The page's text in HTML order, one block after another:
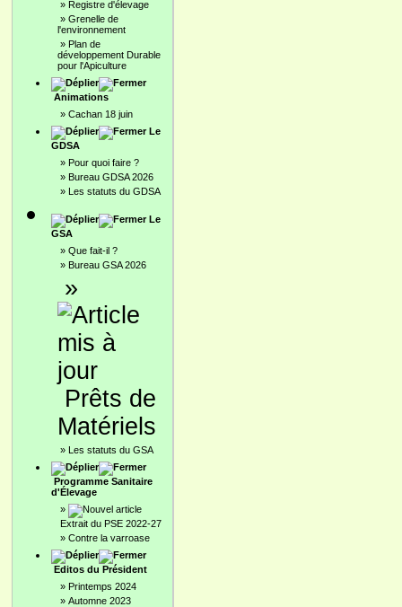
» Registre d'élevage
» Grenelle de
l'environnement
» Plan de
développement Durable
pour l'Apiculture
Animations
» Cachan 18 juin
Le
GDSA
» Pour quoi faire ?
» Bureau GDSA 2026
» Les statuts du GDSA
Le
GSA
» Que fait-il ?
» Bureau GSA 2026
»
Prêts de
Matériels
» Les statuts du GSA
Programme Sanitaire
d'Élevage
»
Extrait du PSE 2022-27
» Contre la varroase
Editos du Président
» Printemps 2024
» Automne 2023